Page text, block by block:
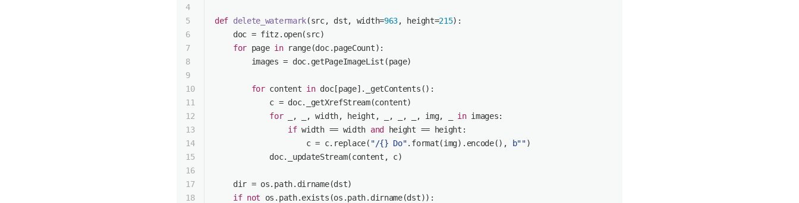
4
5
6
7
8
9
10
11
12
13
14
15
16
17
18
def delete_watermark(src, dst, width=963, height=215):
    doc = fitz.
open(src)
for page in range(doc.pageCount):
        images = doc.getPageImageList(page)
for content in doc[page]._getContents():
            c = doc._getXrefStream(content)
for _, _, width, height, _, _, _, img, _ in images:
if width == width and
height == height:
                    c = c.replace(
"/{} Do". format(img).encode(), b"")
            doc._updateStream(content, c)
dir = os.path.dirname(dst)
if not os.path.exists(os.path.dirname(dst)):